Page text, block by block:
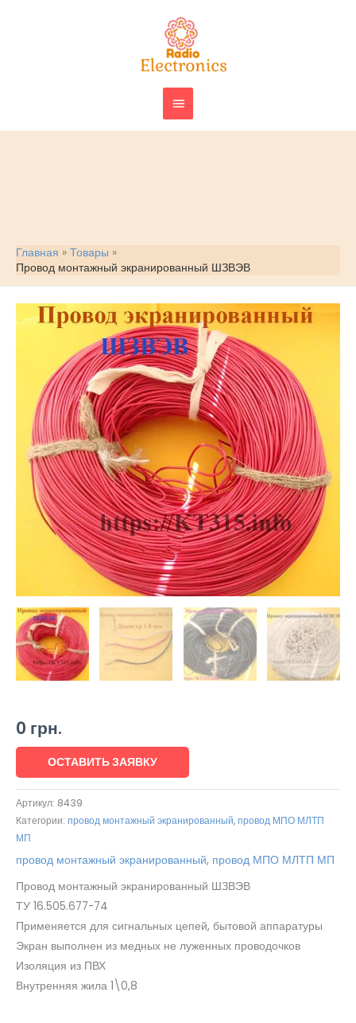
ГЛАВНОЕ
МЕНЮ
Главная
Товары
Провод монтажный экранированный ШЗВЭВ
0 грн.
ОСТАВИТЬ ЗАЯВКУ
Артикул: 8439
Категории: провод монтажный экранированный,провод МПО МЛТП
МП
провод монтажный экранированный, провод МПО МЛТП МП
Провод монтажный экранированный ШЗВЭВ
ТУ 16.505.677-74
Применяется для сигнальных цепей, бытовой аппаратуры
Экран выполнен из медных не луженных проводочков
Изоляция из ПВХ
Внутренняя жила 1\0,8